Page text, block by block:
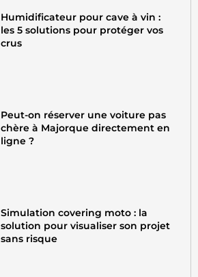
Humidificateur pour cave à vin :
les 5 solutions pour protéger vos
crus
Peut-on réserver une voiture pas
chère à Majorque directement en
ligne ?
Simulation covering moto : la
solution pour visualiser son projet
sans risque